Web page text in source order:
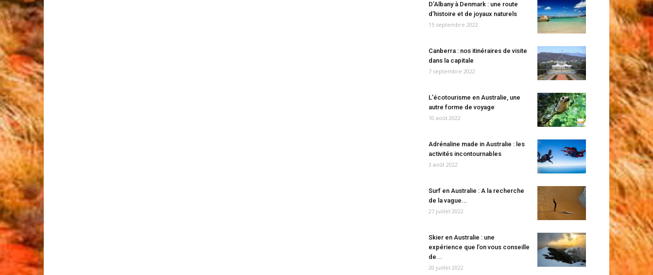
D’Albany à Denmark : une route
d’histoire et de joyaux naturels
15 septembre 2022
Canberra : nos itinéraires de visite
dans la capitale
7 septembre 2022
L’écotourisme en Australie, une
autre forme de voyage
10 août 2022
Adrénaline made in Australie : les
activités incontournables
3 août 2022
Surf en Australie : A la recherche
de la vague...
27 juillet 2022
Skier en Australie : une
expérience que l’on vous conseille
de...
20 juillet 2022